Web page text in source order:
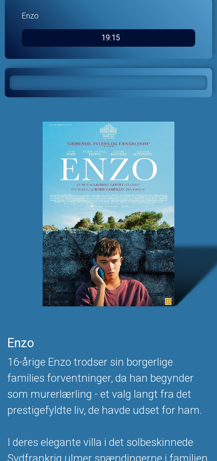
Enzo
19:15
Enzo
16-årige Enzo trodser sin borgerlige
families forventninger, da han begynder
som murerlærling - et valg langt fra det
prestigefyldte liv, de havde udset for ham.
I deres elegante villa i det solbeskinnede
Sydfrankrig ulmer spændingerne i familien,